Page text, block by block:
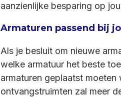
aanzienlijke besparing op
Armaturen passend bij
Als je besluit om nieuwe
welke armatuur het beste
armaturen geplaatst
ontvangstruimten zal meer